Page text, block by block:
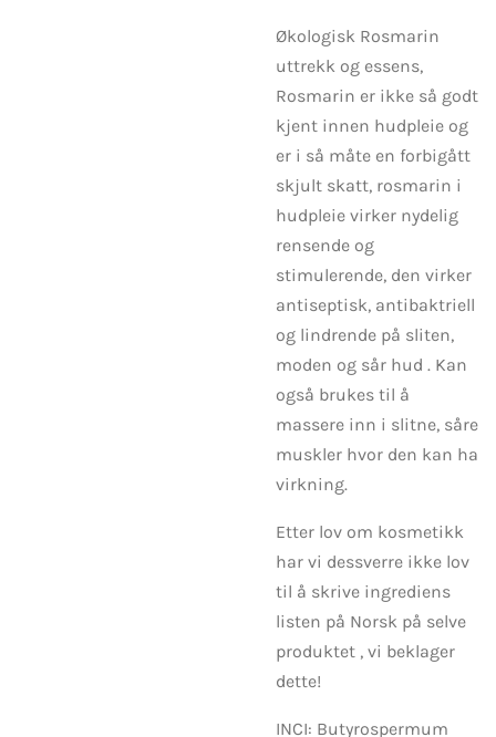
Økologisk Rosmarin
uttrekk og essens,
Rosmarin er ikke så godt
kjent innen hudpleie og
er i så måte en forbigått
skjult skatt, rosmarin i
hudpleie virker nydelig
rensende og
stimulerende, den virker
antiseptisk, antibaktriell
og lindrende på sliten,
moden og sår hud . Kan
også brukes til å
massere inn i slitne, såre
muskler hvor den kan ha
virkning.
Etter lov om kosmetikk
har vi dessverre ikke lov
til å skrive ingrediens
listen på Norsk på selve
produktet , vi beklager
dette!
INCI: Butyrospermum